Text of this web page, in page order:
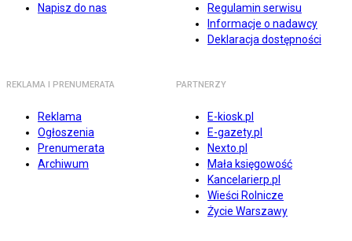
Napisz do nas
Regulamin serwisu
Informacje o nadawcy
Deklaracja dostępności
REKLAMA I PRENUMERATA
Reklama
Ogłoszenia
Prenumerata
Archiwum
PARTNERZY
E-kiosk.pl
E-gazety.pl
Nexto.pl
Mała księgowość
Kancelarierp.pl
Wieści Rolnicze
Życie Warszawy